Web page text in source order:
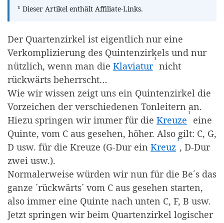
¹ Dieser Artikel enthält Affiliate-Links.
Der Quartenzirkel ist eigentlich nur eine
Verkomplizierung des Quintenzirkels und nur
nützlich, wenn man die Klaviatur(Affiliate-Link)
¹ nicht
rückwärts beherrscht…
Wie wir wissen zeigt uns ein Quintenzirkel die
Vorzeichen der verschiedenen Tonleitern an.
Hiezu springen wir immer für die Kreuze¹ eine
Quinte, vom C aus gesehen, höher. Also gilt: C, G,
D usw. für die Kreuze (G-Dur ein Kreuz(Affiliate-
¹, D-Dur
zwei usw.).
Normalerweise würden wir nun für die Be´s das
ganze ´rückwärts´ vom C aus gesehen starten,
also immer eine Quinte nach unten C, F, B usw.
Jetzt springen wir beim Quartenzirkel logischer